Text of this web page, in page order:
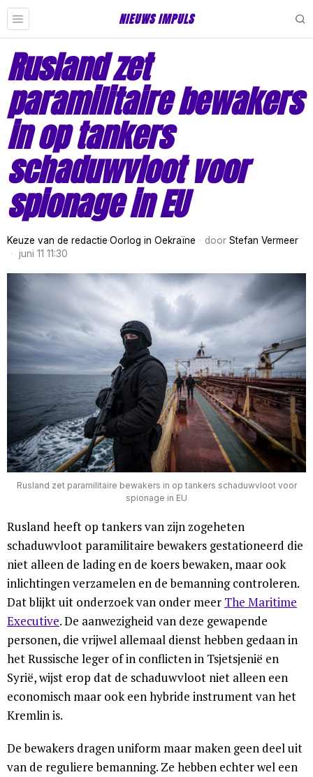
NIEUWS IMPULS
Rusland zet
paramilitaire bewakers
in op tankers
schaduwvloot voor
spionage in EU
Keuze van de redactie·Oorlog in Oekraïne door Stefan Vermeer
juni 11 11:30
Rusland zet paramilitaire bewakers in op tankers schaduwvloot voor
spionage in EU
Rusland heeft op tankers van zijn zogeheten
schaduwvloot paramilitaire bewakers gestationeerd die
niet alleen de lading en de koers bewaken, maar ook
inlichtingen verzamelen en de bemanning controleren.
Dat blijkt uit onderzoek van onder meer The Maritime
Executive. De aanwezigheid van deze gewapende
personen, die vrijwel allemaal dienst hebben gedaan in
het Russische leger of in conflicten in Tsjetsjenië en
Syrië, wijst erop dat de schaduwvloot niet alleen een
economisch maar ook een hybride instrument van het
Kremlin is.
De bewakers dragen uniform maar maken geen deel uit
van de reguliere bemanning. Ze hebben echter wel een